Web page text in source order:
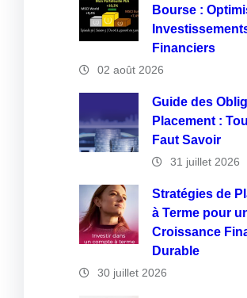
Bourse :
Financiers
02 août 2026
Guide des
Placement :
Faut Savoir
31 juillet 2026
Stratégies de
à Terme pour
Croissance
Durable
30 juillet 2026